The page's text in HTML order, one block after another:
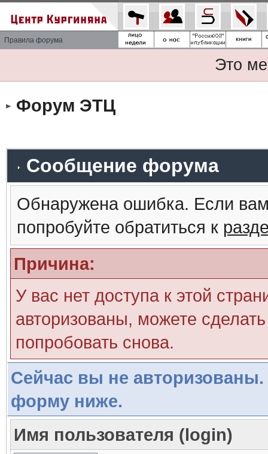
Правила форума
Это
Форум ЭТЦ
Сообщение форума
Обнаружена ошибка. Если
попробуйте обратиться к
Причина:
У вас нет доступа к этой
авторизованы, можете
попробовать снова.
Сейчас вы не авторизованы.
форму ниже.
Имя пользователя (login)